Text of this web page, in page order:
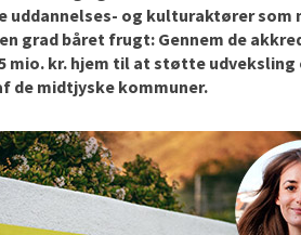
uddannelses- og kulturaktører som
grad båret frugt: Gennem de
mio. kr. hjem til at støtte
de midtjyske kommuner.